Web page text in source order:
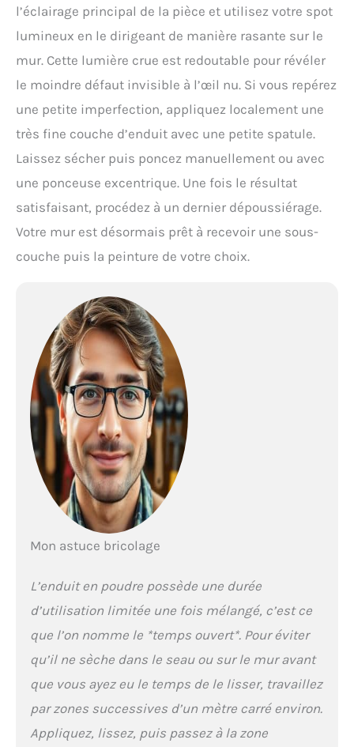
l’éclairage principal de la pièce et utilisez votre spot
lumineux en le dirigeant de manière rasante sur le
mur. Cette lumière crue est redoutable pour révéler
le moindre défaut invisible à l’œil nu. Si vous repérez
une petite imperfection, appliquez localement une
très fine couche d’enduit avec une petite spatule.
Laissez sécher puis poncez manuellement ou avec
une ponceuse excentrique. Une fois le résultat
satisfaisant, procédez à un dernier dépoussiérage.
Votre mur est désormais prêt à recevoir une sous-
couche puis la peinture de votre choix.
Mon astuce bricolage
L’enduit en poudre possède une durée
d’utilisation limitée une fois mélangé, c’est ce
que l’on nomme le *temps ouvert*. Pour éviter
qu’il ne sèche dans le seau ou sur le mur avant
que vous ayez eu le temps de le lisser, travaillez
par zones successives d’un mètre carré environ.
Appliquez, lissez, puis passez à la zone